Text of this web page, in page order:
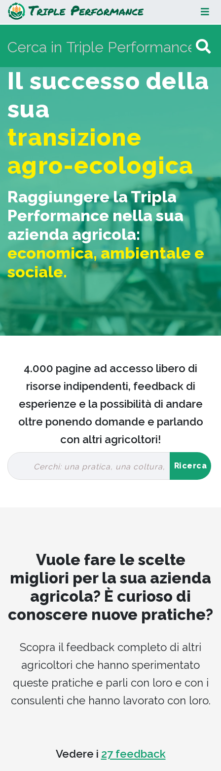
Triple Performance
Vai a: navigazione ,ricerca
Il successo della
sua
transizione
agro-ecologica
Raggiungere la Tripla
Performance nella sua
azienda agricola:
economica, ambientale e
sociale.
4.000 pagine ad accesso libero di
risorse indipendenti, feedback di
esperienze e la possibilità di andare
oltre ponendo domande e parlando
con altri agricoltori!
Vuole fare le scelte
migliori per la sua azienda
agricola? È curioso di
conoscere nuove pratiche?
Scopra il feedback completo di altri
agricoltori che hanno sperimentato
queste pratiche e parli con loro e con i
consulenti che hanno lavorato con loro.
Vedere i 27 feedback